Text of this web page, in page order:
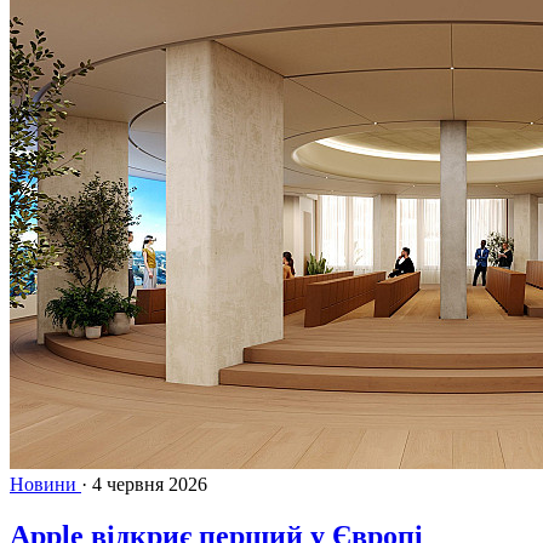
Новини · 4 червня 2026
Apple відкриє перший у Європі